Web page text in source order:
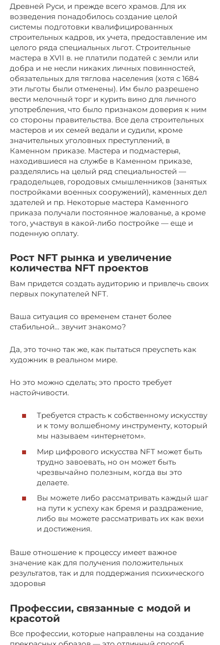
Древней Руси, и прежде всего храмов. Для их
возведения понадобилось создание целой
системы подготовки квалифицированных
строительных кадров, их учета, предоставление им
целого ряда специальных льгот. Строительные
мастера в XVII в. не платили податей с земли или
добра и не несли никаких личных повинностей,
обязательных для тяглова населения (хотя с 1684
эти льготы были отменены). Им было разрешено
вести мелочный торг и курить вино для личного
употребления, что было признаком доверия к ним
со стороны правительства. Все дела строительных
мастеров и их семей ведали и судили, кроме
значительных уголовных преступлений, в
Каменном приказе. Мастера и подмастерья,
находившиеся на службе в Каменном приказе,
разделялись на целый ряд специальностей —
градодельцев, городовых смышленников (занятых
постройками военных сооружений), каменных дел
здателей и пр. Некоторые мастера Каменного
приказа получали постоянное жалованье, а кроме
того, участвуя в какой-либо постройке — еще и
поденную оплату.
Рост NFT рынка и увеличение
количества NFT проектов
Вам придется создать аудиторию и привлечь своих
первых покупателей NFT.
Ваша ситуация со временем станет более
стабильной… звучит знакомо?
Да, это точно так же, как пытаться преуспеть как
художник в реальном мире.
Но это можно сделать; это просто требует
настойчивости.
Требуется страсть к собственному искусству
и к тому волшебному инструменту, который
мы называем «интернетом».
Мир цифрового искусства NFT может быть
трудно завоевать, но он может быть
чрезвычайно полезным, когда вы это
делаете.
Вы можете либо рассматривать каждый шаг
на пути к успеху как бремя и раздражение,
либо вы можете рассматривать их как вехи
и достижения.
Ваше отношение к процессу имеет важное
значение как для получения положительных
результатов, так и для поддержания психического
здоровья
Профессии, связанные с модой и
красотой
Все профессии, которые направлены на создание